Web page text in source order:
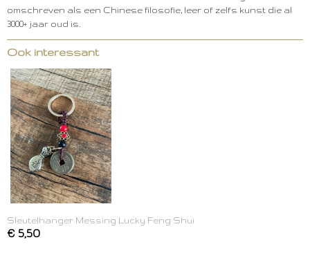
omschreven als een Chinese filosofie, leer of zelfs kunst die al
3000+ jaar oud is.
Ook interessant
Sleutelhanger Messing Lucky Feng Shui
€ 5,50